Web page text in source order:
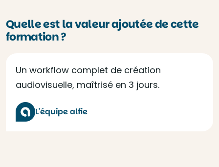
Quelle est la valeur ajoutée de cette
formation ?
Un workflow complet de création
audiovisuelle, maîtrisé en 3 jours.
L'équipe alfie